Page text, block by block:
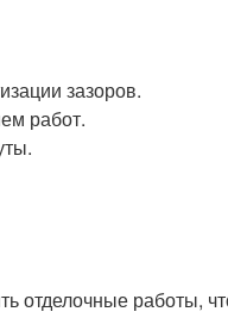
зазоров.
работ.
отделочные работы,